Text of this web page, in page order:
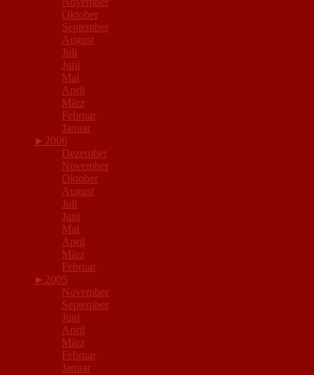
Oktober
September
August
Juli
Juni
Mai
April
März
Februar
Januar
► 2006
Dezember
November
Oktober
August
Juli
Juni
Mai
April
März
Februar
► 2005
November
September
Juni
April
März
Februar
Januar